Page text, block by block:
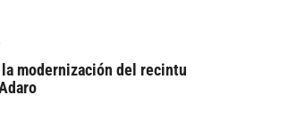
modernización del recintu